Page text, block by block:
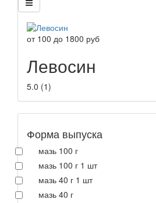
от 100 до 1800 руб
Левосин
5.0 (1)
Форма выпуска
мазь 100 г
мазь 100 г 1 шт
мазь 40 г 1 шт
мазь 40 г